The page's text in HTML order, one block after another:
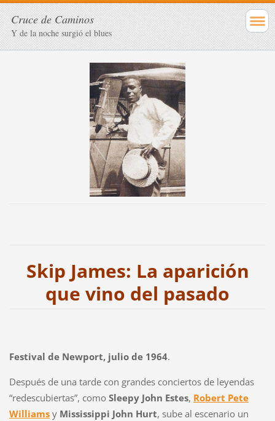
Cruce de Caminos
Y de la noche surgió el blues
Skip James: La aparición
que vino del pasado
Festival de Newport, julio de 1964.
Después de una tarde con grandes conciertos de leyendas
“redescubiertas”, como Sleepy John Estes, Robert Pete
Williamsy Mississippi John Hurt, sube al escenario un